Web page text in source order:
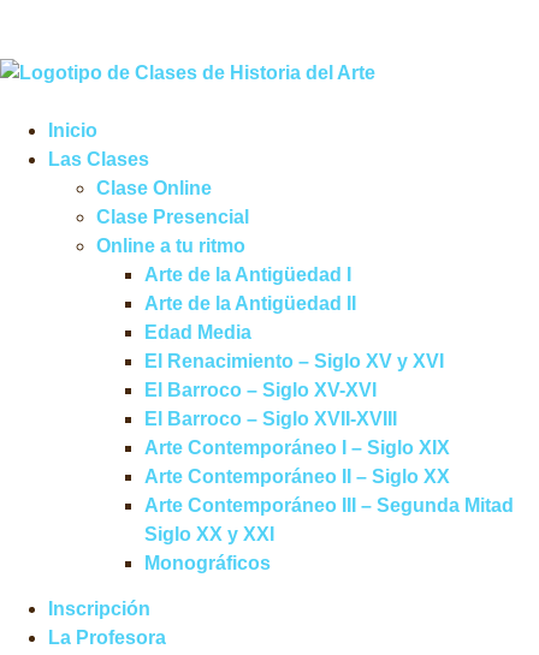
Inicio
Las Clases
Clase Online
Clase Presencial
Online a tu ritmo
Arte de la Antigüedad I
Arte de la Antigüedad II
Edad Media
El Renacimiento – Siglo XV y XVI
El Barroco – Siglo XV-XVI
El Barroco – Siglo XVII-XVIII
Arte Contemporáneo I – Siglo XIX
Arte Contemporáneo II – Siglo XX
Arte Contemporáneo III – Segunda Mitad
Siglo XX y XXI
Monográficos
Inscripción
La Profesora